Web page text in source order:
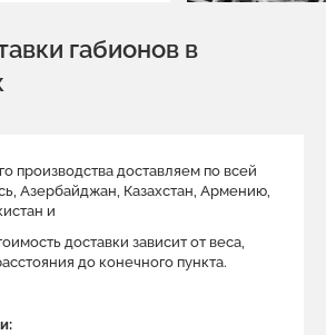
габионов в
производства доставляем по всей
Азербайджан, Казахстан, Армению,
и
доставки зависит от веса,
до конечного пункта.